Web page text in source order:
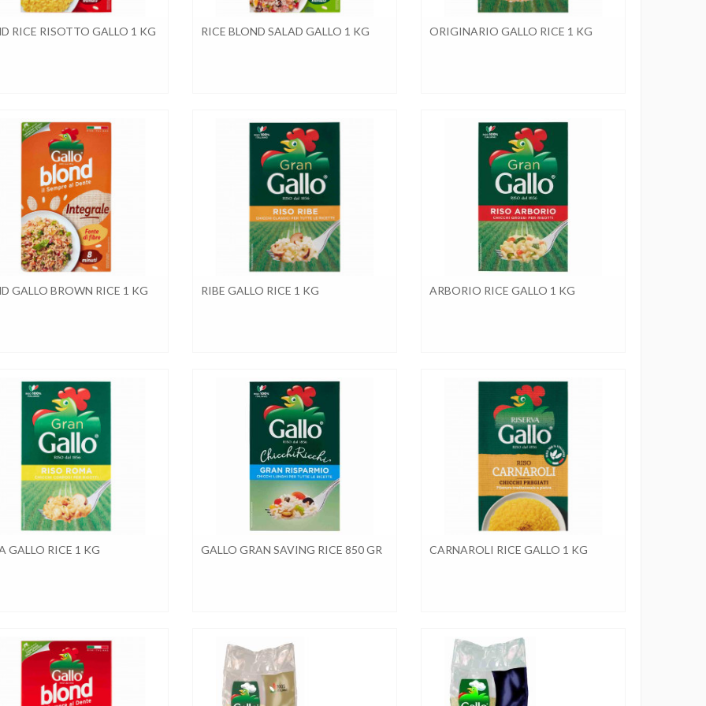
RICE RISOTTO GALLO 1 KG RICE BLOND SALAD GALLO 1 KG ORIGINARIO GALLO RICE 1 KG
GALLO BROWN RICE 1 KG RIBE GALLO RICE 1 KG ARBORIO RICE GALLO 1 KG
GALLO RICE 1 KG GALLO GRAN SAVING RICE 850 GR CARNAROLI RICE GALLO 1 KG